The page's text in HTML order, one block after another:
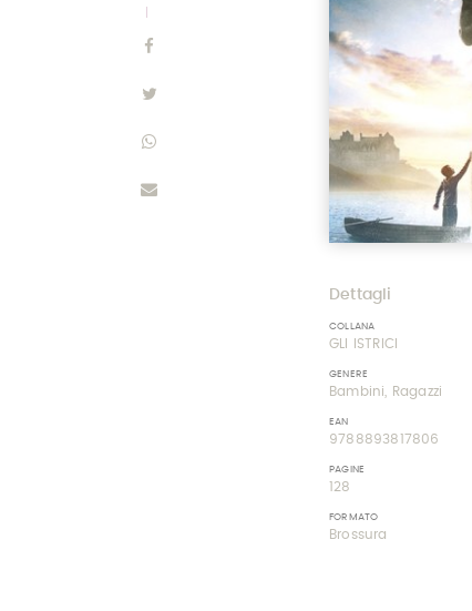
Dettagli
COLLANA
GLI ISTRICI
GENERE
Bambini, Ragazzi
EAN
9788893817806
PAGINE
128
FORMATO
Brossura